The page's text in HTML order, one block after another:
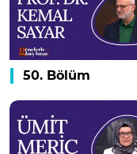
50. Bölüm